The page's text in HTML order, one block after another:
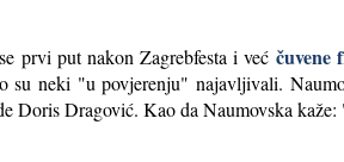
prvi put nakon Zagrebfesta i već čuvene
su neki "u povjerenju" najavljivali.
Doris Dragović. Kao da Naumovska